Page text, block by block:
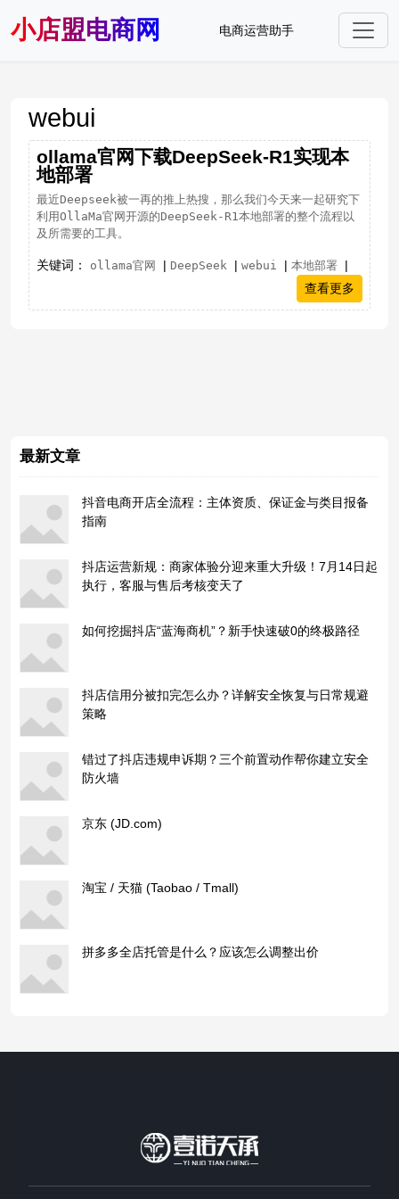
小店盟电商网 电商运营助手
webui
ollama官网下载DeepSeek-R1实现本
地部署
最近Deepseek被一再的推上热搜，那么我们今天来一起研究下
利用OllaMa官网开源的DeepSeek-R1本地部署的整个流程以
及所需要的工具。
关键词： ollama官网 | DeepSeek | webui | 本地部署 |
查看更多
最新文章
抖音电商开店全流程：主体资质、保证金与类目报备
指南
抖店运营新规：商家体验分迎来重大升级！7月14日起
执行，客服与售后考核变天了
如何挖掘抖店“蓝海商机”？新手快速破0的终极路径
抖店信用分被扣完怎么办？详解安全恢复与日常规避
策略
错过了抖店违规申诉期？三个前置动作帮你建立安全
防火墙
京东 (JD.com)
淘宝 / 天猫 (Taobao / Tmall)
拼多多全店托管是什么？应该怎么调整出价